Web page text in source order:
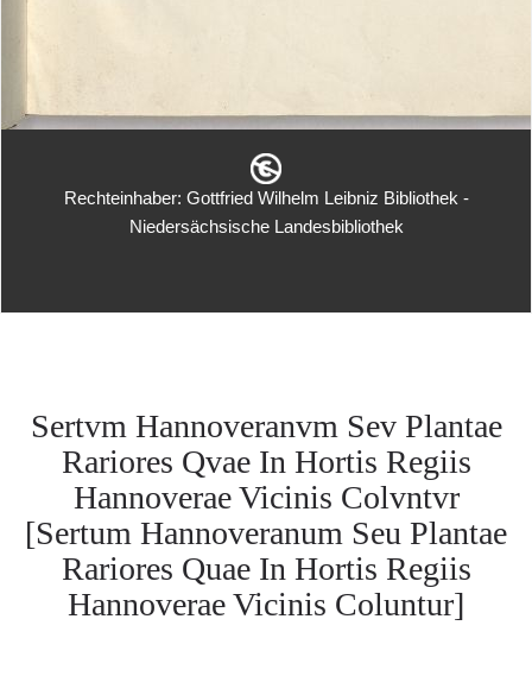
Rechteinhaber: Gottfried Wilhelm Leibniz Bibliothek -
Niedersächsische Landesbibliothek
Sertvm Hannoveranvm Sev Plantae
Rariores Qvae In Hortis Regiis
Hannoverae Vicinis Colvntvr
[Sertum Hannoveranum Seu Plantae
Rariores Quae In Hortis Regiis
Hannoverae Vicinis Coluntur]